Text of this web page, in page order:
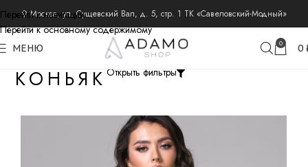
Перейти к навигации
Перейти к основному содержимому
⚲ Москва, ул. Сущевский Вал, д. 5, стр. 1 ТК «Савеловский-Модный»
МЕНЮ 0 0
КОНЬЯКОткрыть фильтры